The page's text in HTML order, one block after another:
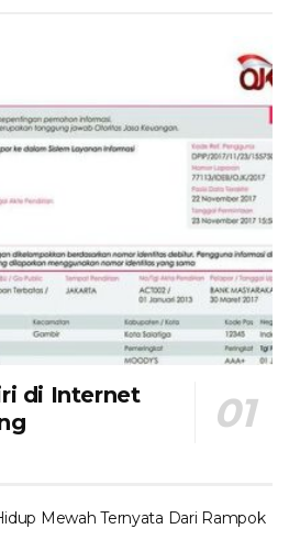
di Internet
Mewah Ternyata Dari Rampok